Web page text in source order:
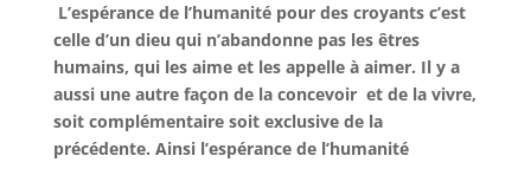
L’espérance de l’humanité pour des croyants c’est
celle d’un dieu qui n’abandonne pas les êtres
humains, qui les aime et les appelle à aimer. Il y a
aussi une autre façon de la concevoir et de la vivre,
soit complémentaire soit exclusive de la
précédente. Ainsi l’espérance de l’humanité